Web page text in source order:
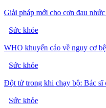
Giải pháp mới cho cơn đau
Sức khỏe
WHO khuyến cáo về nguy cơ
Sức khỏe
Đột tử trong khi chạy bộ: Bác sĩ
Sức khỏe